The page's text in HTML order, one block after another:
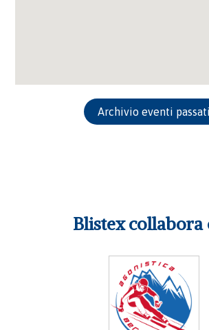
Archivio eventi passati
Blistex collabora